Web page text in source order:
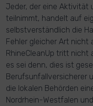
Jeder, der eine Aktivität
teilnimmt, handelt auf
selbstverständlich die
Fehler gleicher Art nicht
RhineCleanUp tritt nicht
es sei denn, dies ist
Berufsunfallversicherer
die lokalen Behörden
Nordrhein-Westfalen